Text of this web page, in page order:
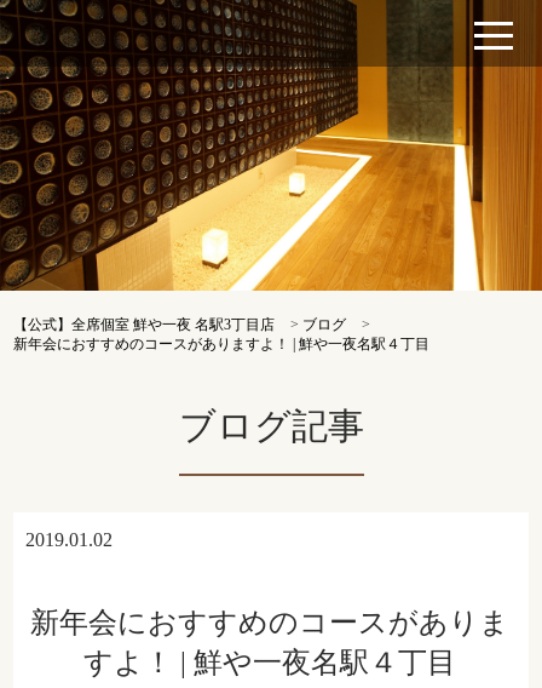
【公式】全席個室 鮮や一夜 名駅3丁目店 > ブログ
>
新年会におすすめのコースがありますよ！ | 鮮や一夜名駅４丁目
ブログ記事
2019.01.02
新年会におすすめのコースがありま
すよ！ | 鮮や一夜名駅４丁目